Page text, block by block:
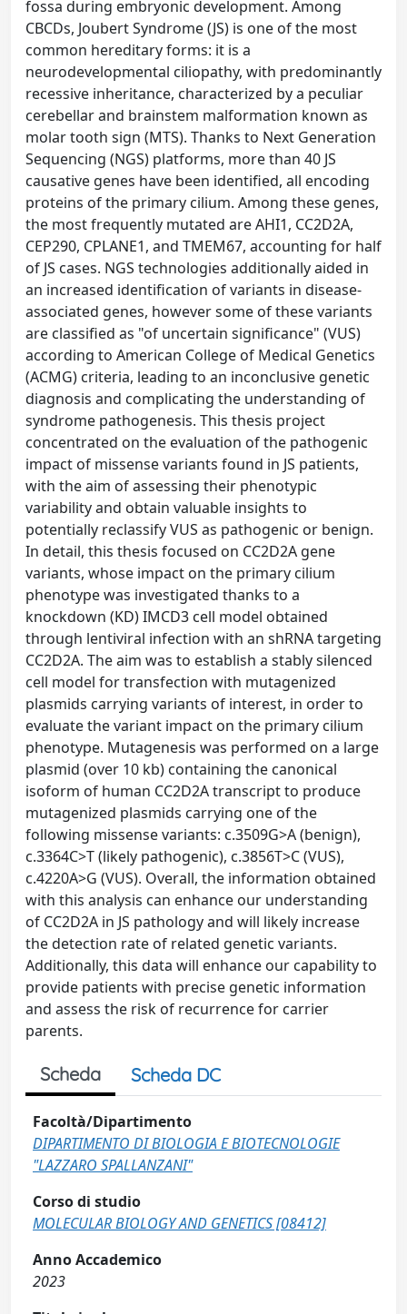
fossa during embryonic development. Among
CBCDs, Joubert Syndrome (JS) is one of the most
common hereditary forms: it is a
neurodevelopmental ciliopathy, with predominantly
recessive inheritance, characterized by a peculiar
cerebellar and brainstem malformation known as
molar tooth sign (MTS). Thanks to Next Generation
Sequencing (NGS) platforms, more than 40 JS
causative genes have been identified, all encoding
proteins of the primary cilium. Among these genes,
the most frequently mutated are AHI1, CC2D2A,
CEP290, CPLANE1, and TMEM67, accounting for half
of JS cases. NGS technologies additionally aided in
an increased identification of variants in disease-
associated genes, however some of these variants
are classified as "of uncertain significance" (VUS)
according to American College of Medical Genetics
(ACMG) criteria, leading to an inconclusive genetic
diagnosis and complicating the understanding of
syndrome pathogenesis. This thesis project
concentrated on the evaluation of the pathogenic
impact of missense variants found in JS patients,
with the aim of assessing their phenotypic
variability and obtain valuable insights to
potentially reclassify VUS as pathogenic or benign.
In detail, this thesis focused on CC2D2A gene
variants, whose impact on the primary cilium
phenotype was investigated thanks to a
knockdown (KD) IMCD3 cell model obtained
through lentiviral infection with an shRNA targeting
CC2D2A. The aim was to establish a stably silenced
cell model for transfection with mutagenized
plasmids carrying variants of interest, in order to
evaluate the variant impact on the primary cilium
phenotype. Mutagenesis was performed on a large
plasmid (over 10 kb) containing the canonical
isoform of human CC2D2A transcript to produce
mutagenized plasmids carrying one of the
following missense variants: c.3509G>A (benign),
c.3364C>T (likely pathogenic), c.3856T>C (VUS),
c.4220A>G (VUS). Overall, the information obtained
with this analysis can enhance our understanding
of CC2D2A in JS pathology and will likely increase
the detection rate of related genetic variants.
Additionally, this data will enhance our capability to
provide patients with precise genetic information
and assess the risk of recurrence for carrier
parents.
Scheda Scheda DC
Facoltà/Dipartimento
DIPARTIMENTO DI BIOLOGIA E BIOTECNOLOGIE
"LAZZARO SPALLANZANI"
Corso di studio
MOLECULAR BIOLOGY AND GENETICS [08412]
Anno Accademico
2023